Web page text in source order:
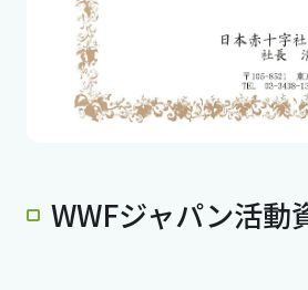
WWFジャパン活動